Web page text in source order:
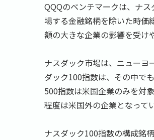
QQQのベンチマークは、ナ
場する金融銘柄を除いた時価
額の大きな企業の影響を受け
ナスダック市場は、ニューヨ
ダック100指数は、その中で
500指数は米国企業のみを対
程度は米国外の企業となって
ナスダック100指数の構成銘